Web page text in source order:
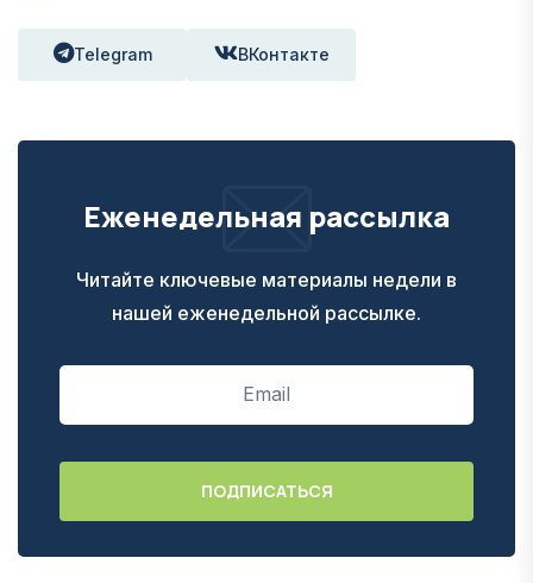
Telegram ВКонтакте
Еженедельная рассылка
Читайте ключевые материалы недели в
нашей еженедельной рассылке.